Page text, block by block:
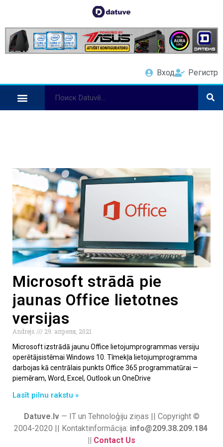
Вход Регистр
Microsoft strādā pie
jaunas Office lietotnes
versijas
Andrejs
29. апреля, 2021
Microsoft izstrādā jaunu Office lietojumprogrammas versiju
operētājsistēmai Windows 10. Tīmekļa lietojumprogramma
darbojas kā centrālais punkts Office 365 programmatūrai —
piemēram, Word, Excel, Outlook un OneDrive
Lasīt pilnu rakstu »
Datuve.lv— IT un Tehnoloģiju ziņas || Copyright ©
2004-2020 || Kontaktinformācija: info@209.38.209.184
|| Contact Us